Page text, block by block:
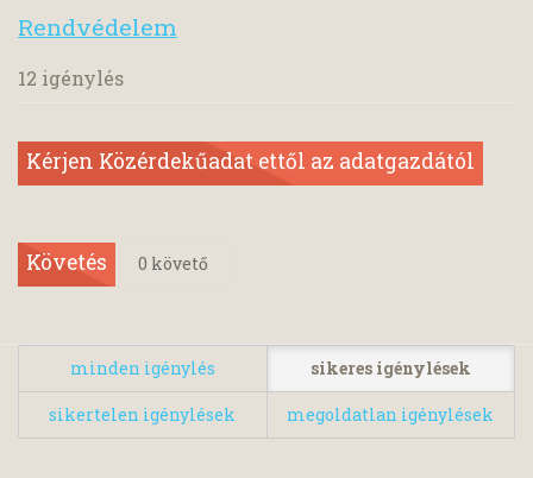
Rendvédelem
12 igénylés
Kérjen Közérdekűadat ettől az adatgazdától
Követés 0 követő
minden igénylés sikeres igénylések
sikertelen igénylések megoldatlan igénylések